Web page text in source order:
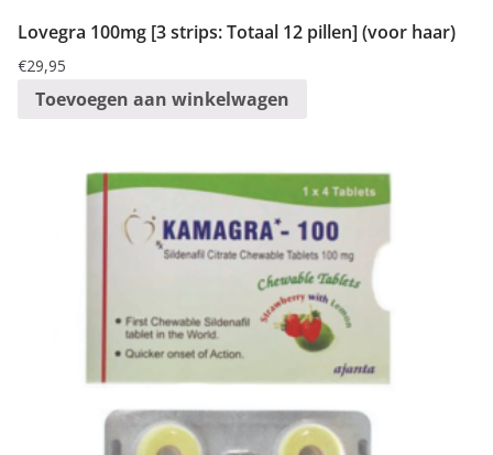
Lovegra 100mg [3 strips: Totaal 12 pillen] (voor haar)
€29,95
Toevoegen aan winkelwagen